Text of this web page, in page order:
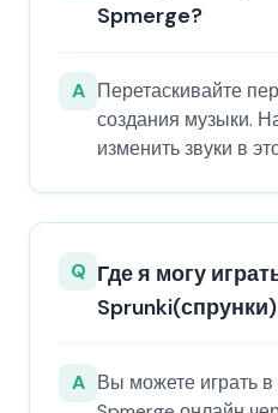
Spmerge?
A Перетаскивайте
создания музыки.
изменить звуки в
Q Где я могу
A Вы можете играть